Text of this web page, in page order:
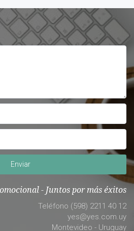
Enviar
- Juntos por más éxitos
Teléfono (598) 2211 40 12
yes@yes.com.uy
Montevideo - Uruguay